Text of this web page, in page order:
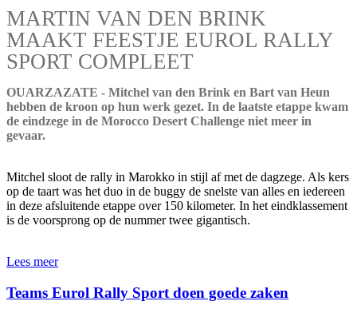
MARTIN VAN DEN BRINK
MAAKT FEESTJE EUROL RALLY
SPORT COMPLEET
OUARZAZATE - Mitchel van den Brink en Bart van Heun
hebben de kroon op hun werk gezet. In de laatste etappe kwam
de eindzege in de Morocco Desert Challenge niet meer in
gevaar.
Mitchel sloot de rally in Marokko in stijl af met de dagzege. Als kers
op de taart was het duo in de buggy de snelste van alles en iedereen
in deze afsluitende etappe over 150 kilometer. In het eindklassement
is de voorsprong op de nummer twee gigantisch.
Lees meer
Teams Eurol Rally Sport doen goede zaken